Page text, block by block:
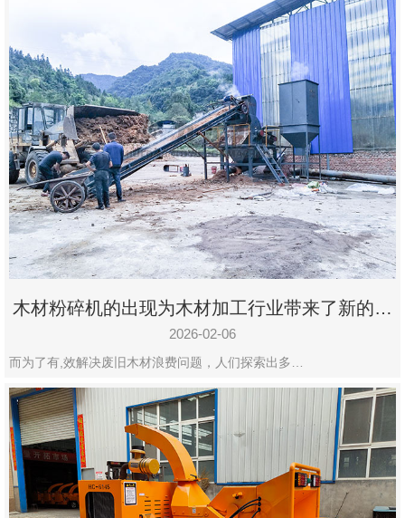
木材粉碎机的出现为木材加工行业带来了新的变
化
2026-02-06
而为了有,效解决废旧木材浪费问题，人们探索出多…